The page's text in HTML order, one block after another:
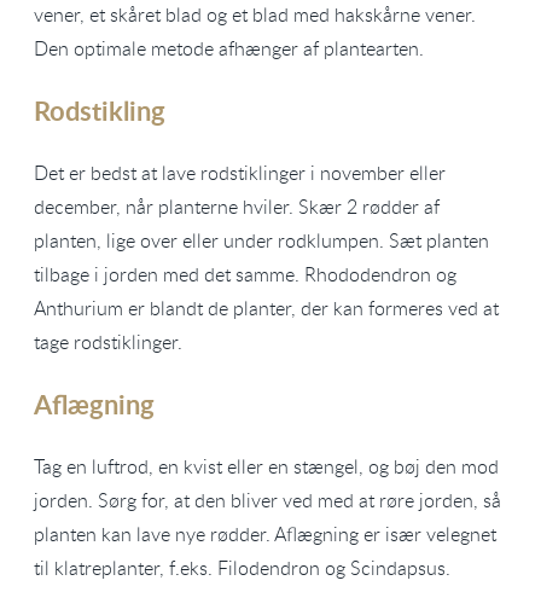
vener, et skåret blad og et blad med hakskårne vener.
Den optimale metode afhænger af plantearten.
Rodstikling
Det er bedst at lave rodstiklinger i november eller
december, når planterne hviler. Skær 2 rødder af
planten, lige over eller under rodklumpen. Sæt planten
tilbage i jorden med det samme. Rhododendron og
Anthurium er blandt de planter, der kan formeres ved at
tage rodstiklinger.
Aflægning
Tag en luftrod, en kvist eller en stængel, og bøj den mod
jorden. Sørg for, at den bliver ved med at røre jorden, så
planten kan lave nye rødder. Aflægning er især velegnet
til klatreplanter, f.eks. Filodendron og Scindapsus.